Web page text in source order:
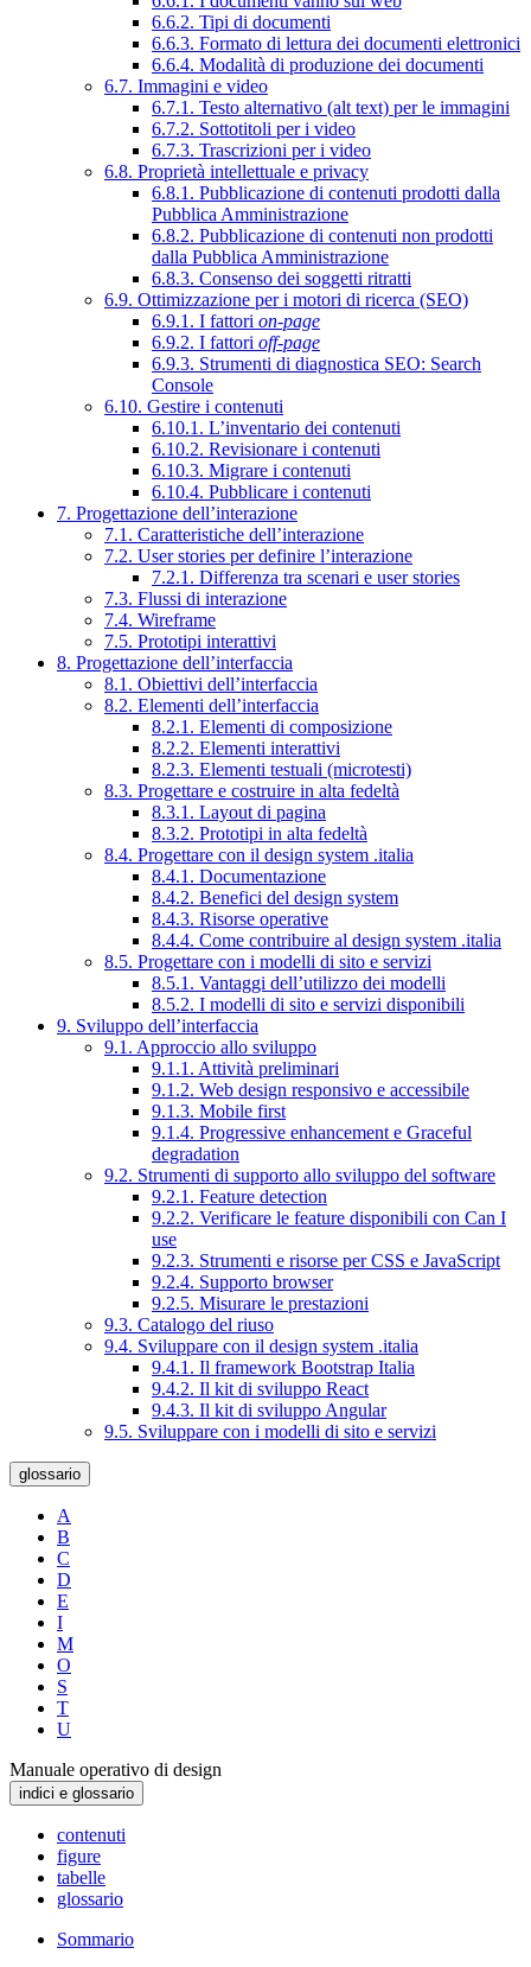
6.6.2. Tipi di documenti
6.6.3. Formato di lettura dei documenti elettronici
6.6.4. Modalità di produzione dei documenti
6.7. Immagini e video
6.7.1. Testo alternativo (alt text) per le immagini
6.7.2. Sottotitoli per i video
6.7.3. Trascrizioni per i video
6.8. Proprietà intellettuale e privacy
6.8.1. Pubblicazione di contenuti prodotti dalla
Pubblica Amministrazione
6.8.2. Pubblicazione di contenuti non prodotti
dalla Pubblica Amministrazione
6.8.3. Consenso dei soggetti ritratti
6.9. Ottimizzazione per i motori di ricerca (SEO)
6.9.1. I fattori on-page
6.9.2. I fattori off-page
6.9.3. Strumenti di diagnostica SEO: Search
Console
6.10. Gestire i contenuti
6.10.1. L’inventario dei contenuti
6.10.2. Revisionare i contenuti
6.10.3. Migrare i contenuti
6.10.4. Pubblicare i contenuti
7. Progettazione dell’interazione
7.1. Caratteristiche dell’interazione
7.2. User stories per definire l’interazione
7.2.1. Differenza tra scenari e user stories
7.3. Flussi di interazione
7.4. Wireframe
7.5. Prototipi interattivi
8. Progettazione dell’interfaccia
8.1. Obiettivi dell’interfaccia
8.2. Elementi dell’interfaccia
8.2.1. Elementi di composizione
8.2.2. Elementi interattivi
8.2.3. Elementi testuali (microtesti)
8.3. Progettare e costruire in alta fedeltà
8.3.1. Layout di pagina
8.3.2. Prototipi in alta fedeltà
8.4. Progettare con il design system .italia
8.4.1. Documentazione
8.4.2. Benefici del design system
8.4.3. Risorse operative
8.4.4. Come contribuire al design system .italia
8.5. Progettare con i modelli di sito e servizi
8.5.1. Vantaggi dell’utilizzo dei modelli
8.5.2. I modelli di sito e servizi disponibili
9. Sviluppo dell’interfaccia
9.1. Approccio allo sviluppo
9.1.1. Attività preliminari
9.1.2. Web design responsivo e accessibile
9.1.3. Mobile first
9.1.4. Progressive enhancement e Graceful
degradation
9.2. Strumenti di supporto allo sviluppo del software
9.2.1. Feature detection
9.2.2. Verificare le feature disponibili con Can I
use
9.2.3. Strumenti e risorse per CSS e JavaScript
9.2.4. Supporto browser
9.2.5. Misurare le prestazioni
9.3. Catalogo del riuso
9.4. Sviluppare con il design system .italia
9.4.1. Il framework Bootstrap Italia
9.4.2. Il kit di sviluppo React
9.4.3. Il kit di sviluppo Angular
9.5. Sviluppare con i modelli di sito e servizi
glossario
A
B
C
D
E
I
M
O
S
T
U
Manuale operativo di design
indici e glossario
contenuti
figure
tabelle
glossario
Sommario